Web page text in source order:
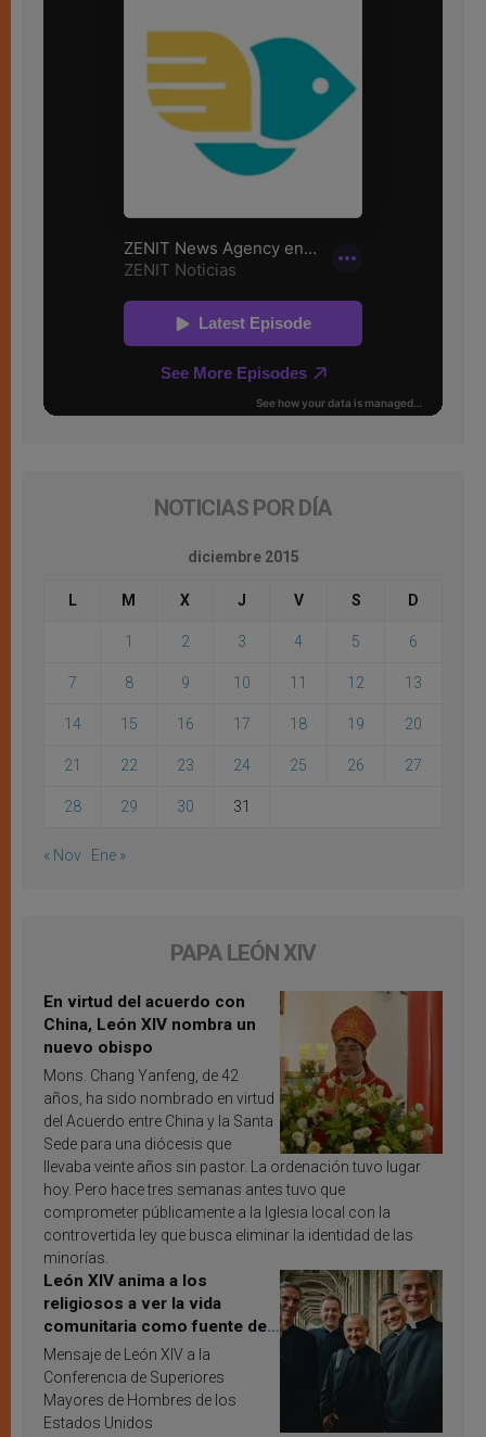
NOTICIAS POR DÍA
diciembre 2015
L M X J V S D
1 2 3 4 5 6
7 8 9 10 11 12 13
14 15 16 17 18 19 20
21 22 23 24 25 26 27
28 29 30 31
« Nov Ene »
PAPA LEÓN XIV
En virtud del acuerdo con
China, León XIV nombra un
nuevo obispo
Mons. Chang Yanfeng, de 42
años, ha sido nombrado en virtud
del Acuerdo entre China y la Santa
Sede para una diócesis que
llevaba veinte años sin pastor. La ordenación tuvo lugar
hoy. Pero hace tres semanas antes tuvo que
comprometer públicamente a la Iglesia local con la
controvertida ley que busca eliminar la identidad de las
minorías.
León XIV anima a los
religiosos a ver la vida
comunitaria como fuente de
inspiración y santificación
Mensaje de León XIV a la
Conferencia de Superiores
Mayores de Hombres de los
Estados Unidos